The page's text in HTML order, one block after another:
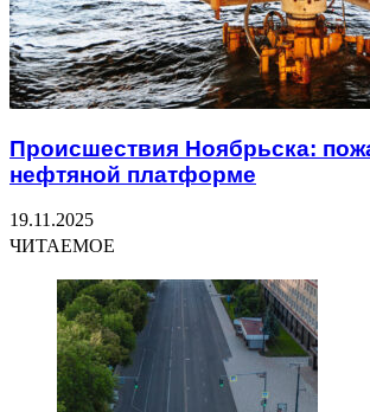
Происшествия Ноябрьска:
нефтяной платформе
19.11.2025
ЧИТАЕМОЕ